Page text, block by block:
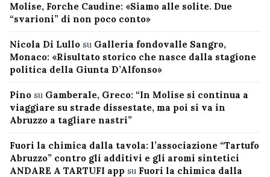
Molise, Forche Caudine: «Siamo alle solite. Due
“svarioni” di non poco conto»
Nicola Di Lullo su Galleria fondovalle Sangro,
Monaco: «Risultato storico che nasce dalla stagione
politica della Giunta D’Alfonso»
Pino su Gamberale, Greco: “In Molise si continua a
viaggiare su strade dissestate, ma poi si va in
Abruzzo a tagliare nastri”
Fuori la chimica dalla tavola: l’associazione “Tartufo
Abruzzo” contro gli additivi e gli aromi sintetici
ANDARE A TARTUFI app su Fuori la chimica dalla